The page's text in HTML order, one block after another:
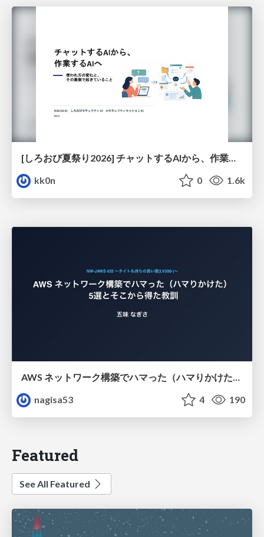
kk0n
0 1.6k
AWS ネットワーク構築でハマった（ハマりかけた） 5選とそこから得た教訓
nagisa53
4 190
Featured
See All Featured